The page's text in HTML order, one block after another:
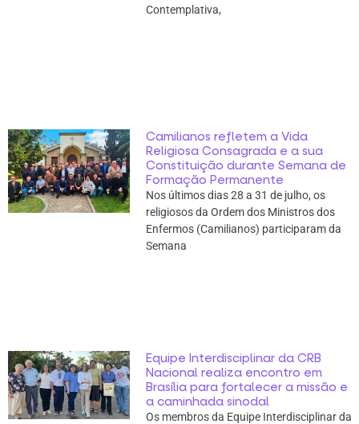
Contemplativa,
Camilianos refletem a Vida
Religiosa Consagrada e a sua
Constituição durante Semana de
Formação Permanente
Nos últimos dias 28 a 31 de julho, os
religiosos da Ordem dos Ministros dos
Enfermos (Camilianos) participaram da
Semana
Equipe Interdisciplinar da CRB
Nacional realiza encontro em
Brasília para fortalecer a missão e
a caminhada sinodal
Os membros da Equipe Interdisciplinar da